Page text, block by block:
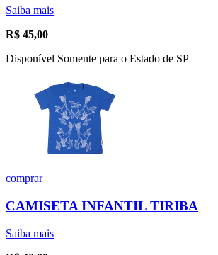
Saiba mais
R$ 45,00
Disponível Somente para o Estado de SP
comprar
CAMISETA INFANTIL TIRIBA
Saiba mais